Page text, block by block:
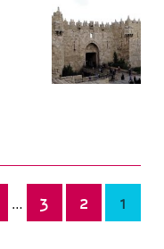
Posts
pagination
1
2
3
…